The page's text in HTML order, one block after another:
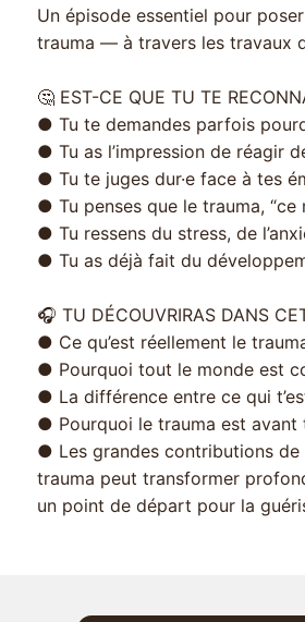
Un épisode essentiel pour
trauma — à travers les travaux
🤔 EST-CE QUE TU TE
● Tu te demandes parfois
● Tu as l’impression de réagir
● Tu te juges dur·e face à tes
● Tu penses que le trauma, “ce
● Tu ressens du stress, de
● Tu as déjà fait du
🎧 TU DÉCOUVRIRAS DANS
● Ce qu’est réellement le
● Pourquoi tout le monde est
● La différence entre ce qui
● Pourquoi le trauma est avant
● Les grandes contributions de
trauma peut transformer
un point de départ pour la